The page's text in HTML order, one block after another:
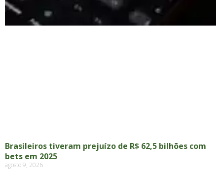
Brasileiros tiveram prejuízo de R$ 62,5 bilhões com
bets em 2025
agosto 9, 2026